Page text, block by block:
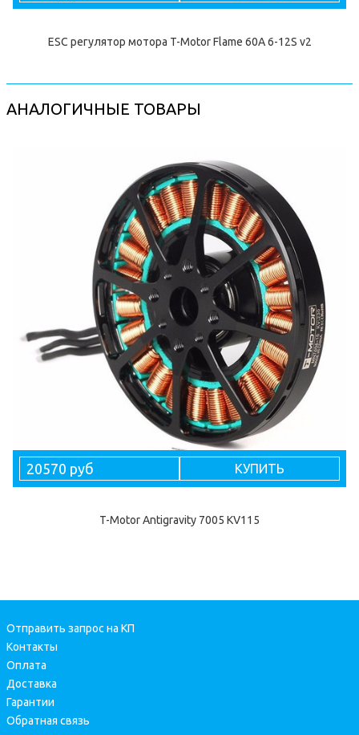
ESC регулятор мотора T-Motor Flame 60A 6-12S v2
АНАЛОГИЧНЫЕ ТОВАРЫ
20570 руб КУПИТЬ
T-Motor Antigravity 7005 KV115
Отправить запрос на КП
Контакты
Оплата
Доставка
Гарантии
Обратная связь